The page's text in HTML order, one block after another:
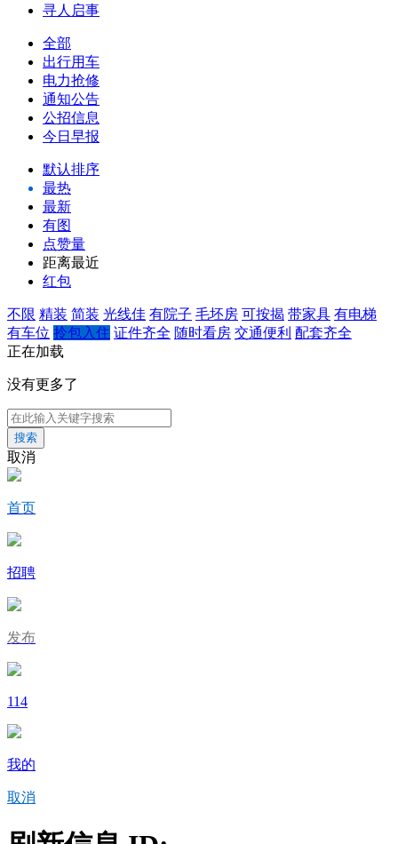
寻人启事
全部
出行用车
电力抢修
通知公告
公招信息
今日早报
默认排序
最热
最新
有图
点赞量
距离最近
红包
不限 精装 简装 光线佳 有院子 毛坯房 可按揭 带家具 有电梯
有车位 拎包入住 证件齐全 随时看房 交通便利 配套齐全
正在加载
没有更多了
搜索
取消
首页
招聘
发布
114
我的
取消